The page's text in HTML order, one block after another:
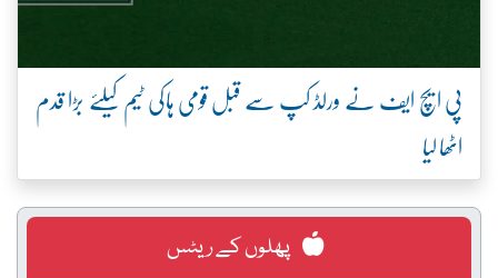
پی ایچ ایف نے ورلڈ کپ سے قبل قومی ہاکی ٹیم کیلئے بڑا قدم
اٹھا لیا
پھلوں کے ریٹس